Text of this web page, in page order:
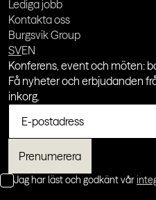
Lediga jobb
Kontakta oss
Burgsvik Group
SVEN
Konferens, event och möten:
Få nyheter och erbjudanden
inkorg.
Jag har läst och godkänt vår